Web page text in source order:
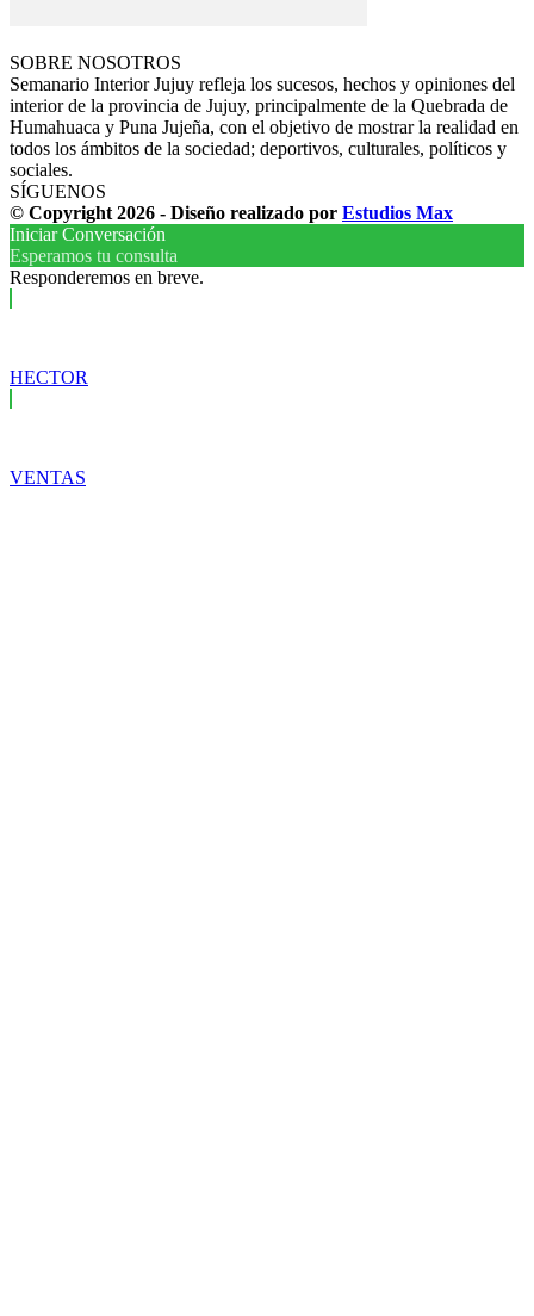
SOBRE NOSOTROS
Semanario Interior Jujuy refleja los sucesos, hechos y opiniones del
interior de la provincia de Jujuy, principalmente de la Quebrada de
Humahuaca y Puna Jujeña, con el objetivo de mostrar la realidad en
todos los ámbitos de la sociedad; deportivos, culturales, políticos y
sociales.
SÍGUENOS
© Copyright 2026 - Diseño realizado por Estudios Max
Iniciar Conversación
Esperamos tu consulta
Responderemos en breve.
HECTOR
VENTAS